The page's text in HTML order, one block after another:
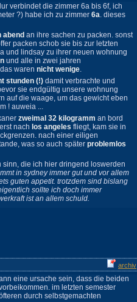
verbindet die zimmer 6a bis 6f, ich
?) habe ich zu zimmer 6a. dieses
abend an ihre sachen zu packen. sonst
packen schob sie bis zur letzten
und lindsay zu ihrer neuen wohnung
und alle in zwei jahren
waren nicht wenige.
stunden (!) damit verbrachte und
sie endgültig unsere wohnung
auf die waage, um das gewicht eben
! auweia ...
zweimal 32 kilogramm an bord
nach los angeles fliegt, kam sie in
nach einer eiligen
was so auch später problemlos
sinn, die ich hier dringend loswerden
in sydney immer gut und vor allem
guten appetit. trotzdem sind bislang
sollte ich doch immer
ist an allem schuld.
archiv
eine ursache sein, dass die beiden
im letzten semester
durch selbstgemachten